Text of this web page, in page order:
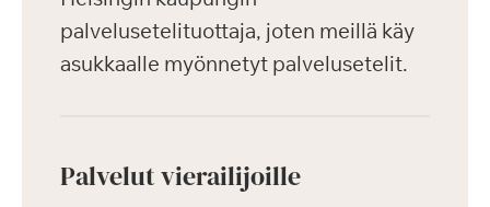
palvelusetelituottaja, joten meillä käy
asukkaalle myönnetyt palvelusetelit.
Palvelut vierailijoille